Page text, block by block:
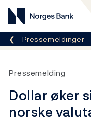
Norges Bank
Her er du nå:
Pressemeldinger
Pressemelding
Dollar øker
norske